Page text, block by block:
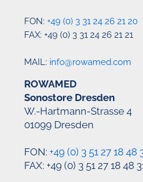
FON:+49 (0) 3 31 24 26 21 20
FAX: +49 (0) 3 31 24 26 21 21
MAIL: info@rowamed.com
ROWAMED
Sonostore Dresden
W.-Hartmann-Strasse 4
01099 Dresden
FON:+49 (0) 3 51 27 18 48
FAX: +49 (0) 3 51 27 18 48